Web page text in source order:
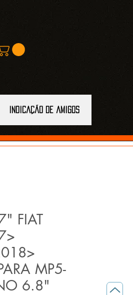
Indicação de amigos
FIAT
MP5-
6.8"